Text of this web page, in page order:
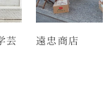
芸
遠忠商店